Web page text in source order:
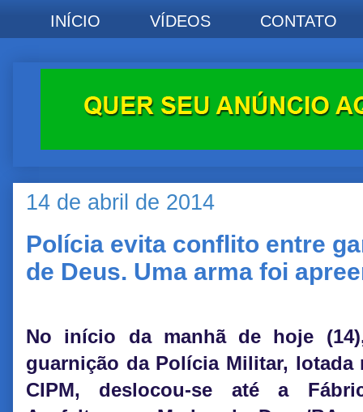
INÍCIO VÍDEOS CONTATO
14 de abril de 2014
Polícia evita conflito entre
de Deus. Uma arma foi
No início da manhã de hoje
guarnição da Polícia Militar, lotada
CIPM, deslocou-se até a